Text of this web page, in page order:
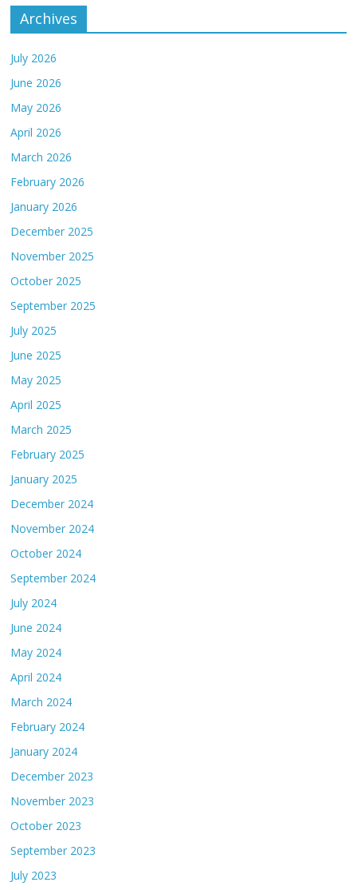
Archives
July 2026
June 2026
May 2026
April 2026
March 2026
February 2026
January 2026
December 2025
November 2025
October 2025
September 2025
July 2025
June 2025
May 2025
April 2025
March 2025
February 2025
January 2025
December 2024
November 2024
October 2024
September 2024
July 2024
June 2024
May 2024
April 2024
March 2024
February 2024
January 2024
December 2023
November 2023
October 2023
September 2023
July 2023